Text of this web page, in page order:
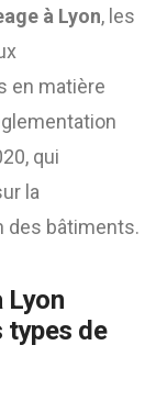
à Lyon, les
en matière
qui
la
des bâtiments.
Lyon
types de